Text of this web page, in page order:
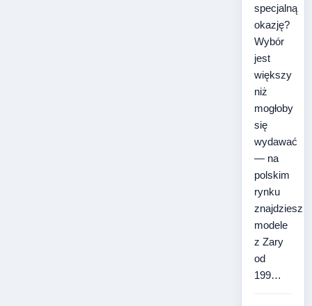
specjalną
okazję?
Wybór
jest
większy
niż
mogłoby
się
wydawać
— na
polskim
rynku
znajdziesz
modele
z Zary
od
199…